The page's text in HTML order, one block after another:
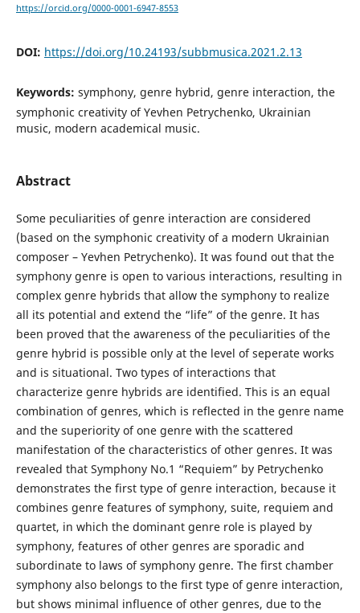
https://orcid.org/0000-0001-6947-8553
DOI: https://doi.org/10.24193/subbmusica.2021.2.13
Keywords: symphony, genre hybrid, genre interaction, the
symphonic creativity of Yevhen Petrychenko, Ukrainian
music, modern academical music.
Abstract
Some peculiarities of genre interaction are considered
(based on the symphonic creativity of a modern Ukrainian
composer – Yevhen Petrychenko). It was found out that the
symphony genre is open to various interactions, resulting in
complex genre hybrids that allow the symphony to realize
all its potential and extend the “life” of the genre. It has
been proved that the awareness of the peculiarities of the
genre hybrid is possible only at the level of seperate works
and is situational. Two types of interactions that
characterize genre hybrids are identified. This is an equal
combination of genres, which is reflected in the genre name
and the superiority of one genre with the scattered
manifestation of the characteristics of other genres. It was
revealed that Symphony No.1 “Requiem” by Petrychenko
demonstrates the first type of genre interaction, because it
combines genre features of symphony, suite, requiem and
quartet, in which the dominant genre role is played by
symphony, features of other genres are sporadic and
subordinate to laws of symphony genre. The first chamber
symphony also belongs to the first type of genre interaction,
but shows minimal influence of other genres, due to the